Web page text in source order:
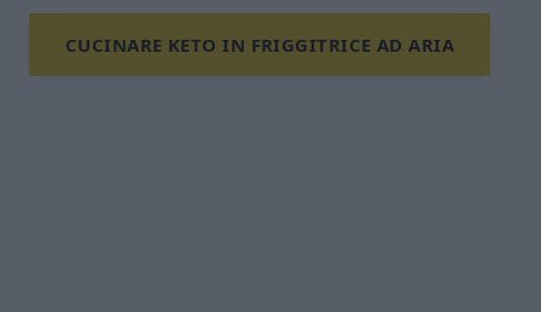
CUCINARE KETO IN FRIGGITRICE AD ARIA